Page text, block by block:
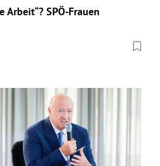
Arbeit“? SPÖ-Frauen